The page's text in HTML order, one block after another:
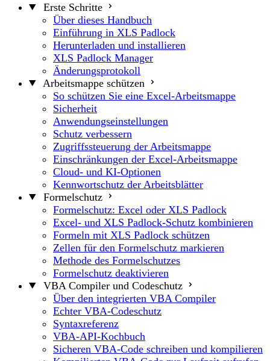
Erste Schritte
Über dieses Handbuch
Einführung in XLS Padlock
Herunterladen und installieren
XLS Padlock Manager
Änderungsprotokoll
Arbeitsmappe schützen
So schützen Sie eine Excel-Arbeitsmappe
Sicherheit
Anwendungseinstellungen
Schutz verbessern
Zugriffssteuerung der Arbeitsmappe
Einschränkungen der Excel-Arbeitsmappe
Cloud- und KI-Optionen
Kennwortschutz der Arbeitsblätter
Formelschutz
Formelschutz: Excel oder XLS Padlock
Excel- und XLS Padlock-Schutz kombinieren
Formeln mit XLS Padlock schützen
Zellen für den Formelschutz markieren
Methode des Formelschutzes
Formelschutz deaktivieren
VBA Compiler und Codeschutz
Über den integrierten VBA Compiler
Echter VBA-Codeschutz
Syntaxreferenz
VBA-API-Kochbuch
Sicheren VBA-Code schreiben und kompilieren